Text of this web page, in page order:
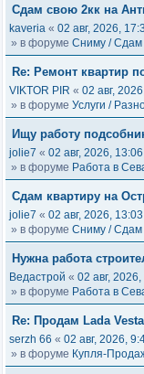
Сдам свою 2кк на
kaveria « 02 авг, 2026,
» в форуме Сниму / Сдам
Re: Ремонт квартир
VIKTOR PIR « 02 авг,
» в форуме Услуги /
Ищу работу
jolie7 « 02 авг, 2026, 13:06
» в форуме Работа в
Сдам квартиру на
jolie7 « 02 авг, 2026, 13:03
» в форуме Сниму / Сдам
Нужна работа
Ведастрой « 02 авг,
» в форуме Работа в
Re: Продам Lada
serzh 66 « 02 авг, 2026,
» в форуме Купля-